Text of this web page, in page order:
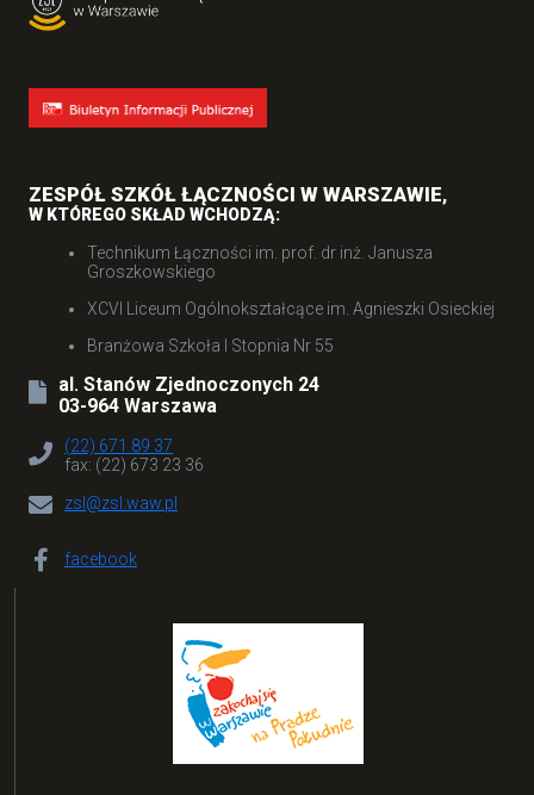
ZESPÓŁ SZKÓŁ ŁĄCZNOŚCI W WARSZAWIE,
W KTÓREGO SKŁAD WCHODZĄ:
Technikum Łączności im. prof. dr inż. Janusza
Groszkowskiego
XCVI Liceum Ogólnokształcące im. Agnieszki Osieckiej
Branżowa Szkoła I Stopnia Nr 55
al. Stanów Zjednoczonych 24
03-964 Warszawa
(22) 671 89 37
fax: (22) 673 23 36
zsl@zsl.waw.pl
facebook